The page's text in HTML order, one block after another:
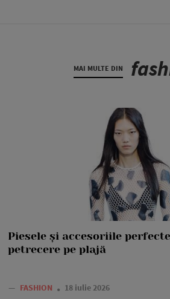
MAI MULTE DIN
Piesele și accesoriile
petrecere pe plajă
— FASHION 18 iulie 2026